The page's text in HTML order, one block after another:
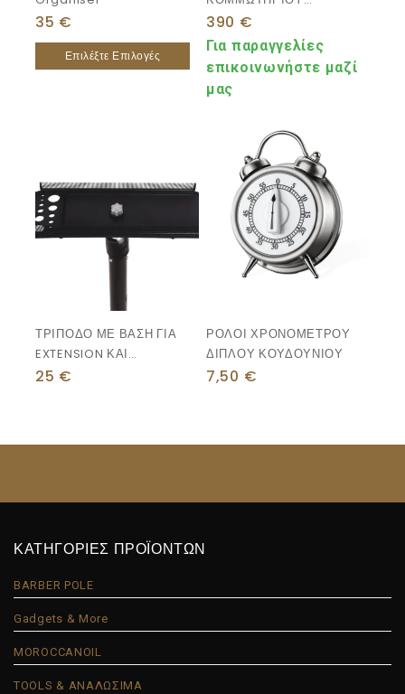
35 €
Επιλέξτε Επιλογές
ΥΔΡΑΥΛΙΚΗ
ΠΕΡΙΣΤΡΕΦΟΜΕΝΗ
390 €
Για παραγγελίες
επικοινωνήστε μαζί
μας
ΤΡΙΠΟΔΟ ΜΕ ΒΑΣΗ ΓΙΑ
EXTENSION ΚΑΙ
ΕΡΓΑΛΕΙΑ
25 €
ΡΟΛΟΙ ΧΡΟΝΟΜΕΤΡΟΥ
ΔΙΠΛΟΥ ΚΟΥΔΟΥΝΙΟΥ
7,50 €
ΚΑΤΗΓΟΡΙΕΣ ΠΡΟΪΟΝΤΩΝ
BARBER POLE
Gadgets & More
MOROCCANOIL
TOOLS & ΑΝΑΛΩΣΙΜΑ